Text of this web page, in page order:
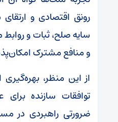
رونق اقتصادی و
سایه صلح، ثبات و روابط
و منافع مشترک
از این منظر،
توافقات سازنده برای
ضرورتی راهبردی در